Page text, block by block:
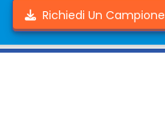
Richiedi Un Campione